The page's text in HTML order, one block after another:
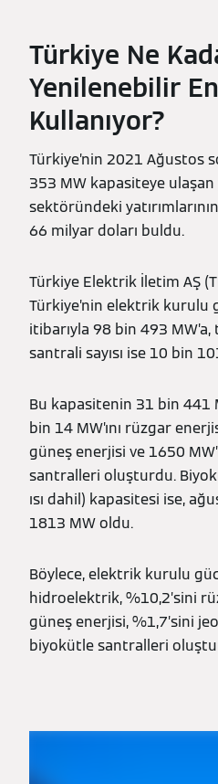
Türkiye Ne
Yenilenebilir
Kullanıyor?
Türkiye’nin 2021 Ağustos
353 MW kapasiteye
sektöründeki
66 milyar doları buldu.
Türkiye Elektrik İletim AŞ
Türkiye’nin elektrik kurulu
itibarıyla 98 bin 493
santrali sayısı ise 10 bin
Bu kapasitenin 31 bin 441
bin 14 MW’ını rüzgar
güneş enerjisi ve 1650
santralleri oluşturdu.
ısı dahil) kapasitesi ise,
1813 MW oldu.
Böylece, elektrik kurulu
hidroelektrik, %10,2’sini
güneş enerjisi, %1,7’sini
biyokütle santralleri